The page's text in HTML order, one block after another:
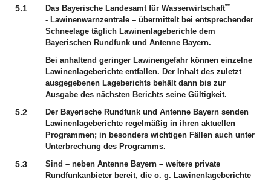
5.1
Das Bayerische Landesamt für Wasserwirtschaft**
‑ Lawinenwarnzentrale – übermittelt bei entsprechender
Schneelage täglich Lawinenlageberichte dem
Bayerischen Rundfunk und Antenne Bayern.
Bei anhaltend geringer Lawinengefahr können einzelne
Lawinenlageberichte entfallen. Der Inhalt des zuletzt
ausgegebenen Lageberichts behält dann bis zur
Ausgabe des nächsten Berichts seine Gültigkeit.
5.2
Der Bayerische Rundfunk und Antenne Bayern senden
Lawinenlageberichte regelmäßig in ihren aktuellen
Programmen; in besonders wichtigen Fällen auch unter
Unterbrechung des Programms.
5.3
Sind – neben Antenne Bayern – weitere private
Rundfunkanbieter bereit, die o. g. Lawinenlageberichte